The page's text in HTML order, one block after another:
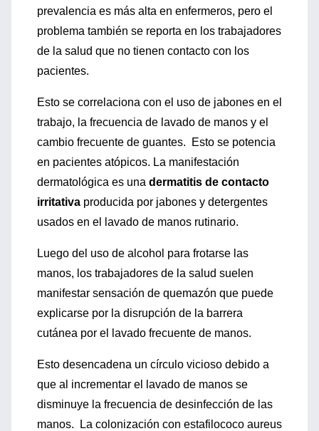
prevalencia es más alta en enfermeros, pero el
problema también se reporta en los trabajadores
de la salud que no tienen contacto con los
pacientes.
Esto se correlaciona con el uso de jabones en el
trabajo, la frecuencia de lavado de manos y el
cambio frecuente de guantes. Esto se potencia
en pacientes atópicos. La manifestación
dermatológica es una dermatitis de contacto
irritativa producida por jabones y detergentes
usados en el lavado de manos rutinario.
Luego del uso de alcohol para frotarse las
manos, los trabajadores de la salud suelen
manifestar sensación de quemazón que puede
explicarse por la disrupción de la barrera
cutánea por el lavado frecuente de manos.
Esto desencadena un círculo vicioso debido a
que al incrementar el lavado de manos se
disminuye la frecuencia de desinfección de las
manos. La colonización con estafilococo aureus